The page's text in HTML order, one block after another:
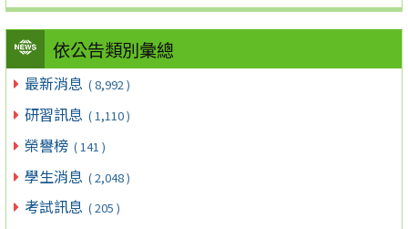
依公告類別彙總
最新消息 ( 8,992 )
研習訊息 ( 1,110 )
榮譽榜 ( 141 )
學生消息 ( 2,048 )
考試訊息 ( 205 )